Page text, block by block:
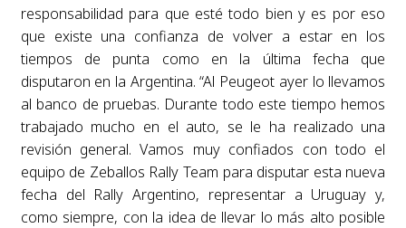
responsabilidad para que esté todo bien y es por eso
que existe una confianza de volver a estar en los
tiempos de punta como en la última fecha que
disputaron en la Argentina. “Al Peugeot ayer lo llevamos
al banco de pruebas. Durante todo este tiempo hemos
trabajado mucho en el auto, se le ha realizado una
revisión general. Vamos muy confiados con todo el
equipo de Zeballos Rally Team para disputar esta nueva
fecha del Rally Argentino, representar a Uruguay y,
como siempre, con la idea de llevar lo más alto posible